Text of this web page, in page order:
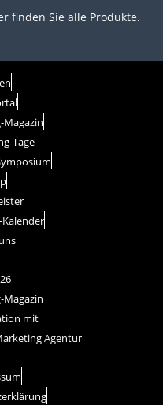
finden Sie alle Produkte.
Magazin
Tage
Magazin
mit
Agentur